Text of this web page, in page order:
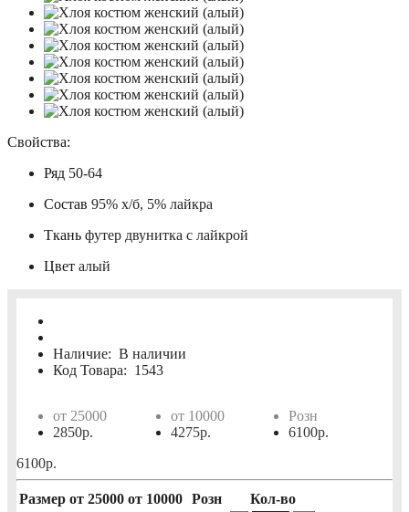
Свойства:
Ряд 50-64
Состав 95% х/б, 5% лайкра
Ткань футер двунитка с лайкрой
Цвет алый
Наличие: В наличии
Код Товара: 1543
от 25000
2850р.
от 10000
4275р.
Розн
6100р.
6100р.
Размер от 25000 от 10000 Розн
Кол-во